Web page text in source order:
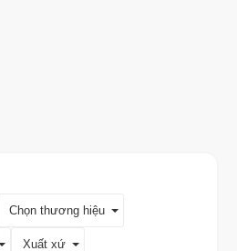
Chọn thương hiệu
Xuất xứ